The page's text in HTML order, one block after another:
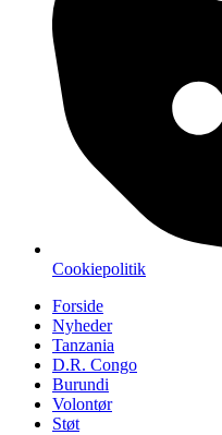
Cookiepolitik
Forside
Nyheder
Tanzania
D.R. Congo
Burundi
Volontør
Støt